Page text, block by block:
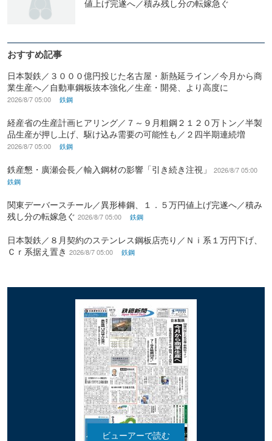
値上げ完遂へ／積み残し分の転嫁急ぐ
おすすめ記事
日本製鉄／３０００億円投じた名古屋・新熱延ライン／今月から商
業生産へ／自動車鋼板抜本強化／生産・開発、より高度に
2026/8/7 05:00 鉄鋼
経産省の生産計画ヒアリング／７～９月粗鋼２１２０万トン／半製
品生産が押し上げ、駆け込み需要の可能性も／２四半期連続増
2026/8/7 05:00 鉄鋼
鉄産懇・廣瀬会長／輸入鋼材の影響「引き続き注視」
2026/8/7 05:00
鉄鋼
関東デーバースチール／異形棒鋼、１．５万円値上げ完遂へ／積み
残し分の転嫁急ぐ 2026/8/7 05:00 鉄鋼
日本製鉄／８月契約のステンレス鋼板店売り／Ｎｉ系１万円下げ、
Ｃｒ系据え置き 2026/8/7 05:00 鉄鋼